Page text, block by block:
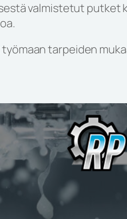
valmistetut putket
tarpeiden